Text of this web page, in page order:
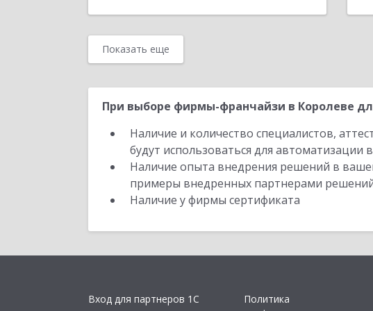
Показать еще
При выборе фирмы-франчайзи в Королеве
Наличие и количество специалистов,
будут использоваться для автоматизации
Наличие опыта внедрения решений в
примеры внедренных партнерами
Наличие у фирмы сертификата
Вход для партнеров 1С
Политика